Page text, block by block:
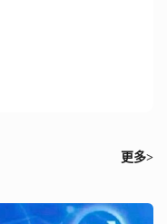
更多>